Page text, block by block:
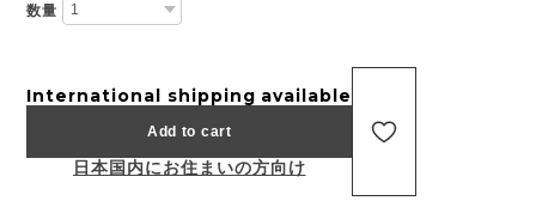
数量
International shipping available
Add to cart
日本国内にお住まいの方向け